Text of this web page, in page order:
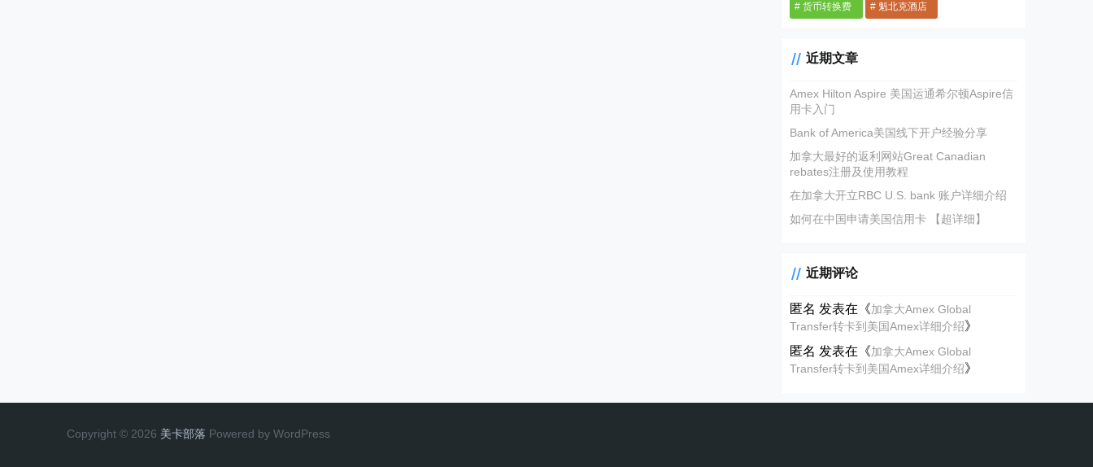
货币转换费 魁北克酒店
近期文章
Amex Hilton Aspire 美国运通希尔顿Aspire信
用卡入门
Bank of America美国线下开户经验分享
加拿大最好的返利网站Great Canadian
rebates注册及使用教程
在加拿大开立RBC U.S. bank 账户详细介绍
如何在中国申请美国信用卡 【超详细】
近期评论
匿名 发表在《加拿大Amex Global
Transfer转卡到美国Amex详细介绍》
匿名 发表在《加拿大Amex Global
Transfer转卡到美国Amex详细介绍》
Copyright © 2026 美卡部落 Powered by WordPress